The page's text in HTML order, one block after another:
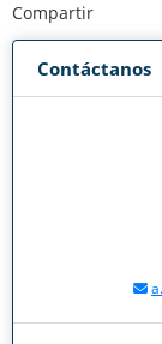
Compartir
Contáctanos